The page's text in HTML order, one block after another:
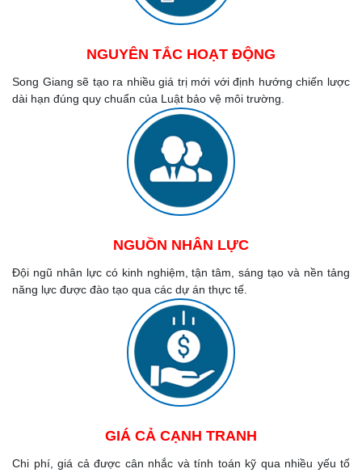
NGUYÊN TẮC HOẠT ĐỘNG
Song Giang sẽ tạo ra nhiều giá trị mới với định hướng chiến lược
dài hạn đúng quy chuẩn của Luật bảo vệ môi trường.
NGUỒN NHÂN LỰC
Đội ngũ nhân lực có kinh nghiệm, tận tâm, sáng tạo và nền tảng
năng lực được đào tạo qua các dự án thực tế.
GIÁ CẢ CẠNH TRANH
Chi phí, giá cả được cân nhắc và tính toán kỹ qua nhiều yếu tố